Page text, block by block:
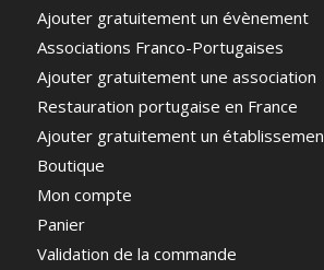
Ajouter gratuitement un évènement
Associations Franco-Portugaises
Ajouter gratuitement une association
Restauration portugaise en France
Ajouter gratuitement un
Boutique
Mon compte
Panier
Validation de la commande